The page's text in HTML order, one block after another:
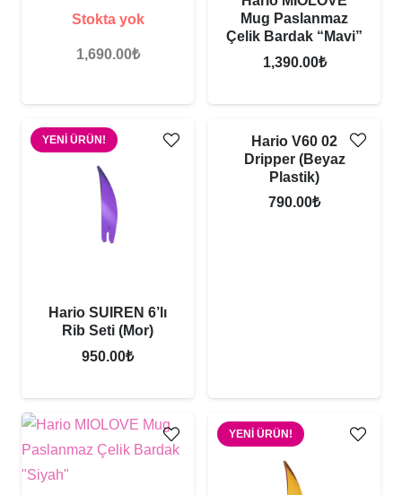
Stokta yok
1,690.00₺
Mug Paslanmaz
Çelik Bardak “Mavi”
1,390.00₺
YENI ÜRÜN!
Hario SUIREN 6’lı
Rib Seti (Mor)
950.00₺
Hario V60 02
Dripper (Beyaz
Plastik)
790.00₺
YENI ÜRÜN!